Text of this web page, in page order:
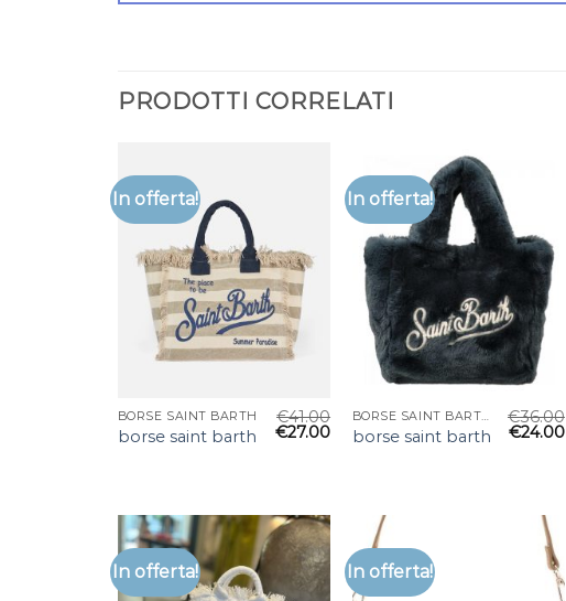
PRODOTTI CORRELATI
In offerta!
BORSE SAINT BARTH
borse saint barth
€41.00
€27.00
In offerta!
BORSE SAINT BARTH
borse saint barth
€36.00
€24.00
In offerta! In offerta!